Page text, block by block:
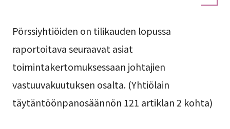
Pörssiyhtiöiden on tilikauden lopussa
raportoitava seuraavat asiat
toimintakertomuksessaan johtajien
vastuuvakuutuksen osalta. (Yhtiölain
täytäntöönpanosäännön 121 artiklan 2 kohta)